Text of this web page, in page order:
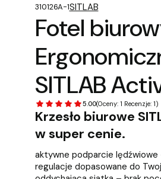
310126A-1SITLAB
Fotel
SITLAB
5.00(Oceny: 1 Recenzje: 1)
Krzesło biurowe
w super cenie.
aktywne podparcie lędźwiowe
regulacje dopasowane do